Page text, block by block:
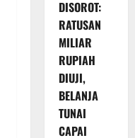
DISOROT:
RATUSAN
MILIAR
RUPIAH
DIUJI,
BELANJA
TUNAI
CAPAI